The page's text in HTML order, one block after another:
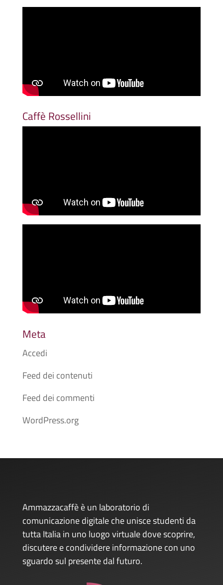
Caffè Rossellini
Meta
Accedi
Feed dei contenuti
Feed dei commenti
WordPress.org
Ammazzacaffè è un laboratorio di
comunicazione digitale che unisce studenti da
tutta Italia in uno luogo virtuale dove scoprire,
discutere e condividere informazione con uno
sguardo sul presente dal futuro.